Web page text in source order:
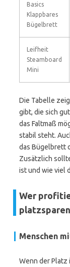
Basics
Klappbares
Bügelbrett
Leifheit
Steamboard
Mini
Die Tabelle
gibt, die sich
das Faltmaß
stabil steht.
das Bügelbrett
Zusätzlich
ist und wie viel
Wer
Menschen
Wenn der Platz